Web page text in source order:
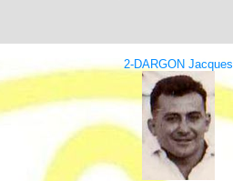
2-DARGON Jacques